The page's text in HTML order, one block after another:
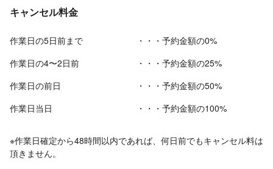
キャンセル料金
作業日の5日前まで
・・・予約金額の0%
作業日の4〜2日前
・・・予約金額の25%
作業日の前日
・・・予約金額の50%
作業日当日
・・・予約金額の100%
※作業日確定から48時間以内であれば、何日前でもキャンセル料は
頂きません。